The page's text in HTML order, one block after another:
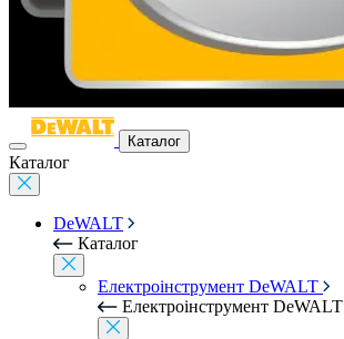
Каталог
Каталог
DeWALT
Каталог
Електроінструмент DeWALT
Електроінструмент DeWALT